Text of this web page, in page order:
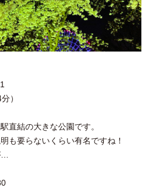
）
直結の大きな公園です。
も要らないくらい有名ですね！